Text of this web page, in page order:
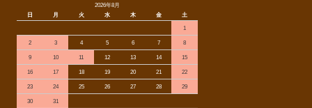
2026年8月
日
月 火 水 木 金
土
1
2 3 4 5 6 7 8
9 10 11 12 13 14 15
16 17 18 19 20 21 22
23 24 25 26 27 28 29
30 31